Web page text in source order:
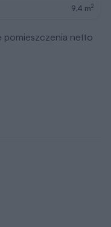
9,4 m2
pomieszczenia netto